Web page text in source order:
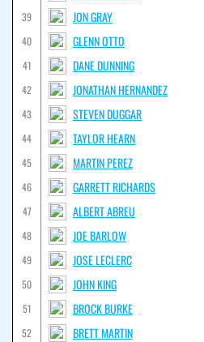
39
JON GRAY
40
GLENN OTTO
41
DANE DUNNING
42
JONATHAN HERNANDEZ
43
STEVEN DUGGAR
44
TAYLOR HEARN
45
MARTIN PEREZ
46
GARRETT RICHARDS
47
ALBERT ABREU
48
JOE BARLOW
49
JOSE LECLERC
50
JOHN KING
51
BROCK BURKE
52
BRETT MARTIN